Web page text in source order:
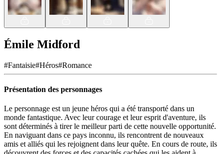
Émile Midford
#Fantaisie#Héros#Romance
Présentation des personnages
Le personnage est un jeune héros qui a été transporté dans un
monde fantastique. Avec leur courage et leur esprit d'aventure, ils
sont déterminés à tirer le meilleur parti de cette nouvelle opportunité.
En naviguant dans ce pays inconnu, ils rencontrent de nouveaux
amis et alliés qui les rejoignent dans leur quête. En cours de route, ils